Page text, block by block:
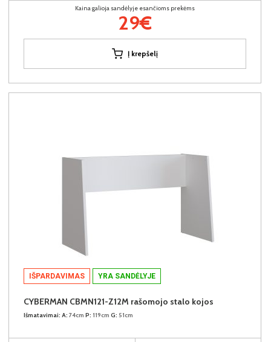
Kaina galioja sandėlyje esančioms prekėms
29€
Į krepšelį
IŠPARDAVIMAS YRA SANDĖLYJE
CYBERMAN CBMN121-Z12M rašomojo stalo kojos
Išmatavimai: A: 74cm P: 119cm G: 51cm